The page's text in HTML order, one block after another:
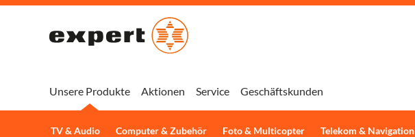
Unsere Produkte
TV & Audio Computer & Zubehör Foto & Multicopter Telekom & Navigation
Aktionen Service Geschäftskunden